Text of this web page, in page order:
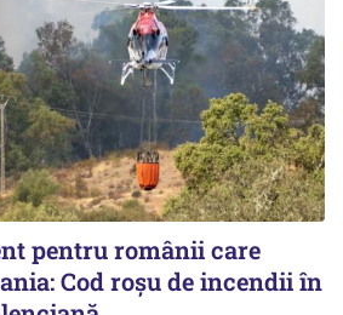
pentru românii care
Cod roșu de incendii în